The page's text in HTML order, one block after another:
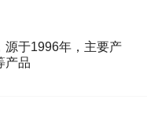
源于1996年，主要产
产品